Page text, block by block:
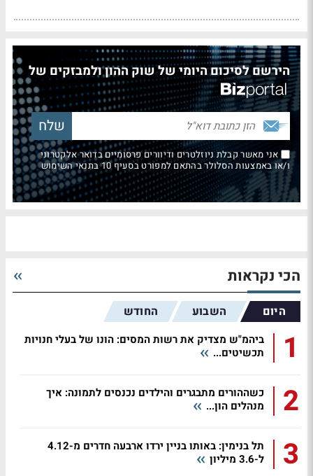
הירשם לסיכום היומי של שוק ההון ולמבזקים של
אני מאשר קבלת ניוזלטרים ודיוורים פרסומיים בדואר אלקטרוני
ו/או באמצעות הסלולר בהתאם למפורט בסעיף 10 בתנאי השימוש
הכי נקראות
היום השבוע החודש
1
ביהמ"ש מצדיק את רשות המסים: הונו של בעלי חנויות
תכשיטים...
2
כשההורים מתבגרים והילדים נכנסים לתמונה: איך
מנהלים הון...
3
תל בנימין: באותו בניין ירדו ארבעה חדרים מ-4.12
ל-3.6 מיליון